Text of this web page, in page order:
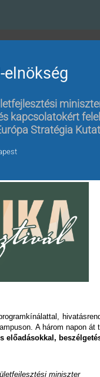
elnökség
kapcsolatokért
Stratégia
A három napon
előadásokkal,
miniszter